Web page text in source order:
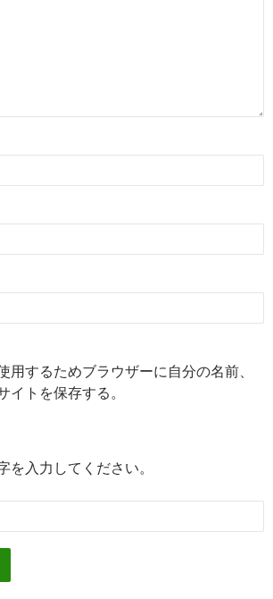
用するためブラウザーに自分の名前、
イトを保存する。
を入力してください。